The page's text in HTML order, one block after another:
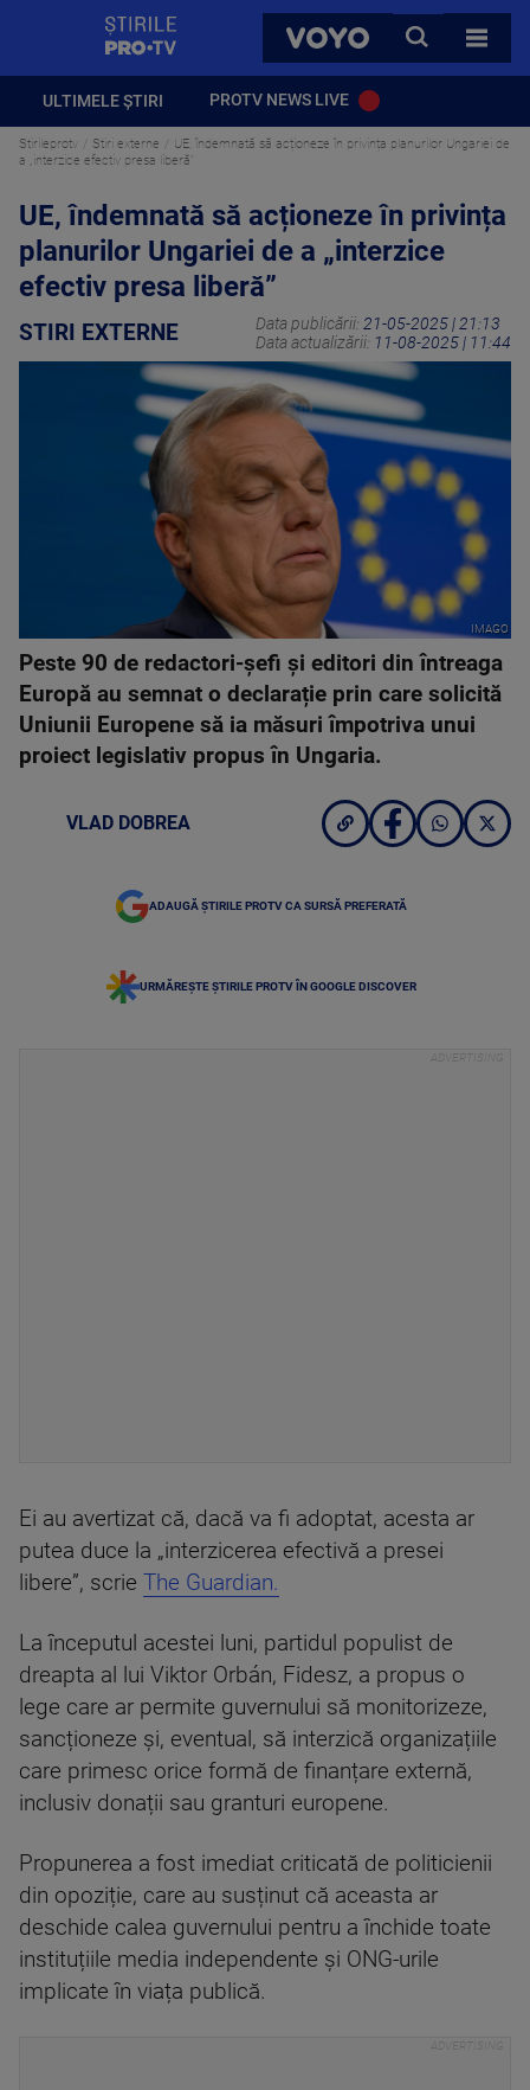
VOYO
CAUTA
TOATE
ULTIMELE ȘTIRI PROTV NEWS LIVE
Stirileprotv Stiri externe
UE, îndemnată să acționeze în privința planurilor Ungariei de
a „interzice efectiv presa liberă”
UE, îndemnată să acționeze în privința
planurilor Ungariei de a „interzice
efectiv presa liberă”
STIRI EXTERNE Data publicării: 21-05-2025 | 21:13
Data actualizării: 11-08-2025 | 11:44
IMAGO
Peste 90 de redactori-șefi și editori din întreaga
Europă au semnat o declarație prin care solicită
Uniunii Europene să ia măsuri împotriva unui
proiect legislativ propus în Ungaria.
VLAD DOBREA
ADAUGĂ ȘTIRILE PROTV CA SURSĂ PREFERATĂ
URMĂREȘTE ȘTIRILE PROTV ÎN GOOGLE DISCOVER
Ei au avertizat că, dacă va fi adoptat, acesta ar
putea duce la „interzicerea efectivă a presei
libere”, scrie The Guardian.
La începutul acestei luni, partidul populist de
dreapta al lui Viktor Orbán, Fidesz, a propus o
lege care ar permite guvernului să monitorizeze,
sancționeze și, eventual, să interzică organizațiile
care primesc orice formă de finanțare externă,
inclusiv donații sau granturi europene.
Propunerea a fost imediat criticată de politicienii
din opoziție, care au susținut că aceasta ar
deschide calea guvernului pentru a închide toate
instituțiile media independente și ONG-urile
implicate în viața publică.